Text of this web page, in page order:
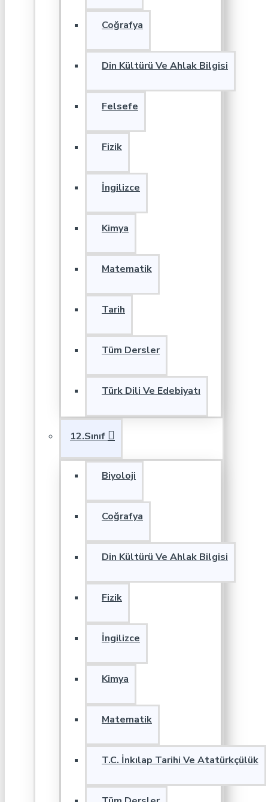
Coğrafya
Din Kültürü Ve Ahlak Bilgisi
Felsefe
Fizik
İngilizce
Kimya
Matematik
Tarih
Tüm Dersler
Türk Dili Ve Edebiyatı
12.Sınıf
Biyoloji
Coğrafya
Din Kültürü Ve Ahlak Bilgisi
Fizik
İngilizce
Kimya
Matematik
T.C. İnkılap Tarihi Ve Atatürkçülük